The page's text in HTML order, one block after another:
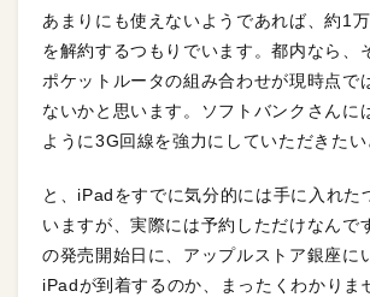
あまりにも使えないようであれば、約1
を解約するつもりでいます。都内なら、
ポケットルータの組み合わせが現時点で
ないかと思います。ソフトバンクさんに
ように3G回線を強力にしていただきたい
と、iPadをすでに気分的には手に入れた
いますが、実際には予約しただけなんで
の発売開始日に、アップルストア銀座に
iPadが到着するのか、まったくわかりま